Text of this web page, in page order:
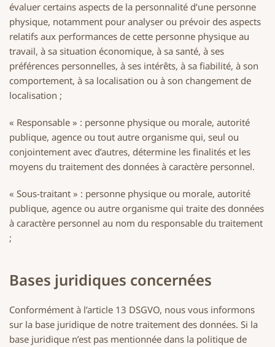
évaluer certains aspects de la personnalité d’une personne
physique, notamment pour analyser ou prévoir des aspects
relatifs aux performances de cette personne physique au
travail, à sa situation économique, à sa santé, à ses
préférences personnelles, à ses intérêts, à sa fiabilité, à son
comportement, à sa localisation ou à son changement de
localisation ;
« Responsable » : personne physique ou morale, autorité
publique, agence ou tout autre organisme qui, seul ou
conjointement avec d’autres, détermine les finalités et les
moyens du traitement des données à caractère personnel.
« Sous-traitant » : personne physique ou morale, autorité
publique, agence ou autre organisme qui traite des données
à caractère personnel au nom du responsable du traitement
;
Bases juridiques concernées
Conformément à l’article 13 DSGVO, nous vous informons
sur la base juridique de notre traitement des données. Si la
base juridique n’est pas mentionnée dans la politique de